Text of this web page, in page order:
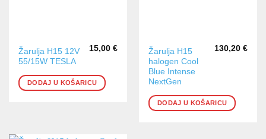
Žarulja H15 12V
55/15W TESLA
15,00 €
DODAJ U KOŠARICU
Žarulja H15
halogen Cool
Blue Intense
NextGen
130,20 €
DODAJ U KOŠARICU